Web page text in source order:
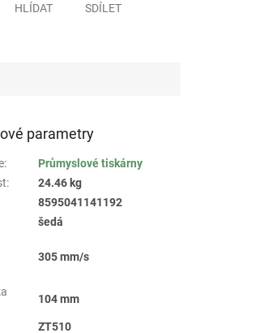
HLÍDAT SDÍLET
parametry
:
Průmyslové tiskárny
:
24.46 kg
8595041141192
šedá
305 mm/s
104 mm
ZT510